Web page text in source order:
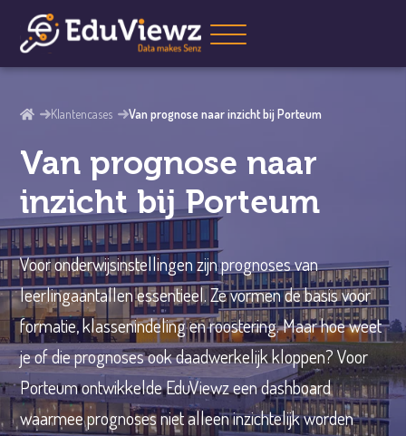
Klantencases Van prognose naar inzicht bij Porteum
Van prognose naar
inzicht bij Porteum
Voor onderwijsinstellingen zijn prognoses van
leerlingaantallen essentieel. Ze vormen de basis voor
formatie, klassenindeling en roostering. Maar hoe weet
je of die prognoses ook daadwerkelijk kloppen? Voor
Porteum ontwikkelde EduViewz een dashboard
waarmee prognoses niet alleen inzichtelijk worden